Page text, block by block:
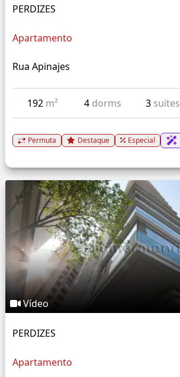
PERDIZES
Apartamento
Rua Apinajes
192 m² 4 dorms 3 suítes
Permuta Destaque Especial
Vídeo
PERDIZES
Apartamento